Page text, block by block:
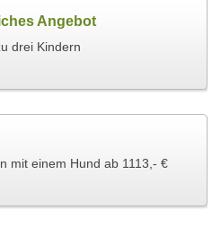
Angebot
drei Kindern
mit einem Hund ab 1113,- €